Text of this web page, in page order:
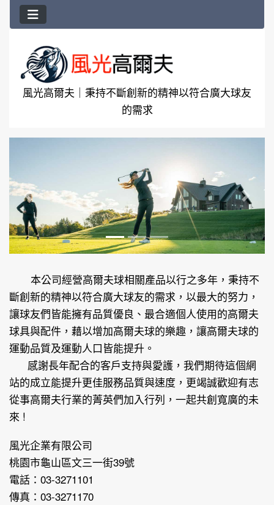
風光高爾夫｜秉持不斷創新的精神以符合廣大球友
的需求
請參閱下方的額外內容
上一張 下一
本公司經營高爾夫球相關產品以行之多年，秉持不
斷創新的精神以符合廣大球友的需求，以最大的努力，
讓球友們皆能擁有品質優良、最合適個人使用的高爾夫
球具與配件，藉以增加高爾夫球的樂趣，讓高爾夫球的
運動品質及運動人口皆能提升。
感謝長年配合的客戶支持與愛護，我們期待這個網
站的成立能提升更佳服務品質與速度，更竭誠歡迎有志
從事高爾夫行業的菁英們加入行列，一起共創寬廣的未
來 !
風光企業有限公司
桃園市龜山區文三一街39號
電話：03-3271101
傳真：03-3271170